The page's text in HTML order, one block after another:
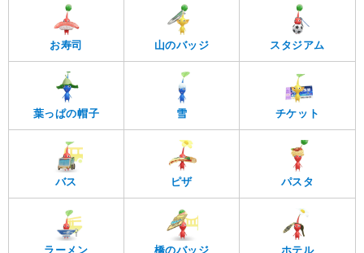
お寿司 山のバッジ スタジアム
葉っぱの帽子 雪 チケット
バス ピザ パスタ
ラーメン 橋のバッジ ホテル